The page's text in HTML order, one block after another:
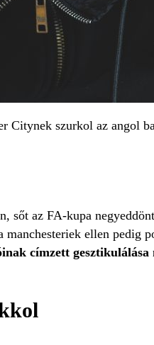
Citynek szurkol az
sőt az FA-kupa
manchesteriek ellen pedig
címzett